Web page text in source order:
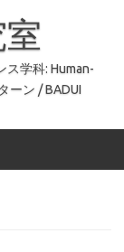
ス学科: Human-
ーン / BADUI